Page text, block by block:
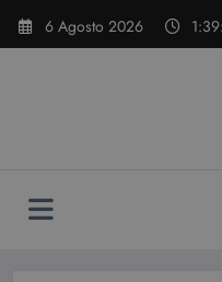
6 Agosto 2026